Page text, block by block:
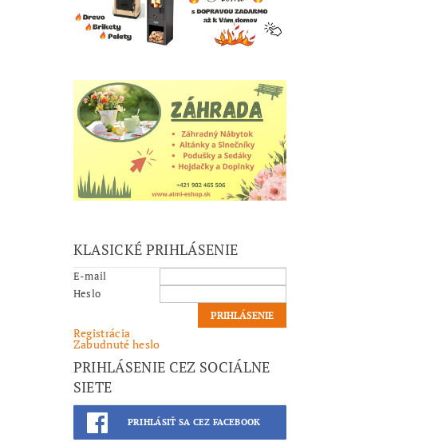
KLASICKÉ PRIHLÁSENIE
E-mail
Heslo
Registrácia
Zabudnuté heslo
PRIHLÁSENIE CEZ SOCIÁLNE
SIETE
PRIHLÁSIŤ SA CEZ FACEBOOK